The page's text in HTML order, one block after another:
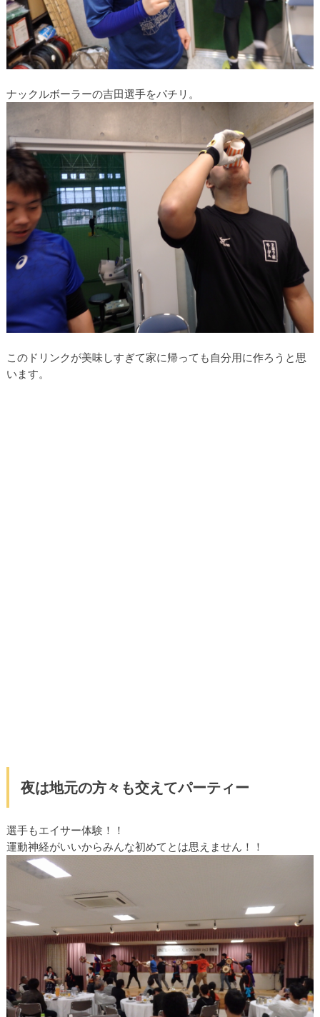
ナックルボーラーの吉田選手をパチリ。
このドリンクが美味しすぎて家に帰っても自分用に作ろうと思
います。
夜は地元の方々も交えてパーティー
選手もエイサー体験！！
運動神経がいいからみんな初めてとは思えません！！